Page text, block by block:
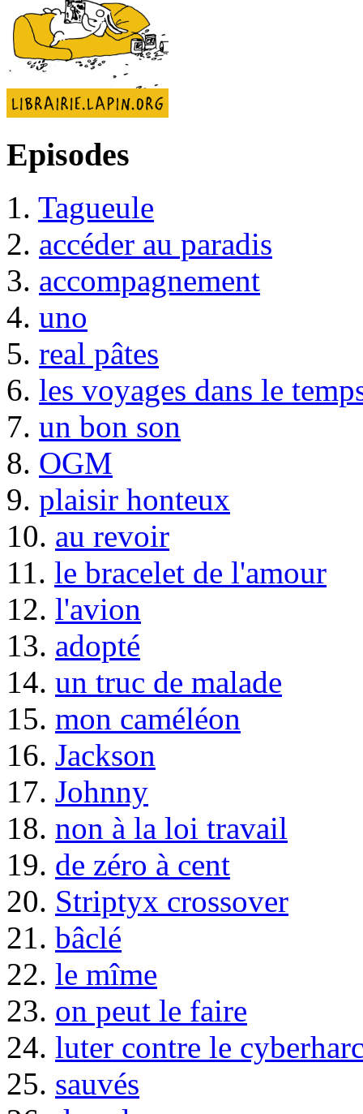
Episodes
1. Tagueule
2. accéder au paradis
3. accompagnement
4. uno
5. real pâtes
6. les voyages dans le
7. un bon son
8. OGM
9. plaisir honteux
10. au revoir
11. le bracelet de l'amour
12. l'avion
13. adopté
14. un truc de malade
15. mon caméléon
16. Jackson
17. Johnny
18. non à la loi travail
19. de zéro à cent
20. Striptyx crossover
21. bâclé
22. le mîme
23. on peut le faire
24. luter contre le
25. sauvés